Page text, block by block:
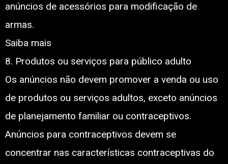
anúncios de acessórios para modificação de
armas.
Saiba mais
8. Produtos ou serviços para público adulto
Os anúncios não devem promover a venda ou uso
de produtos ou serviços adultos, exceto anúncios
de planejamento familiar ou contraceptivos.
Anúncios para contraceptivos devem se
concentrar nas características contraceptivas do